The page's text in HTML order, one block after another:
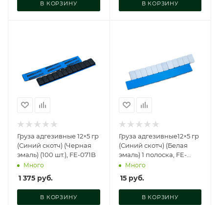
В КОРЗИНУ В КОРЗИНУ
Груза адгезивные 12×5 гр
(Синий скотч) (Черная
эмаль) (100 шт.), FE-071B
Много
1 375 руб.
В КОРЗИНУ
Груза адгезивные12×5 гр
(Синий скотч) (Белая
эмаль) 1 полоска, FE-
071W
Много
15руб.
В КОРЗИНУ